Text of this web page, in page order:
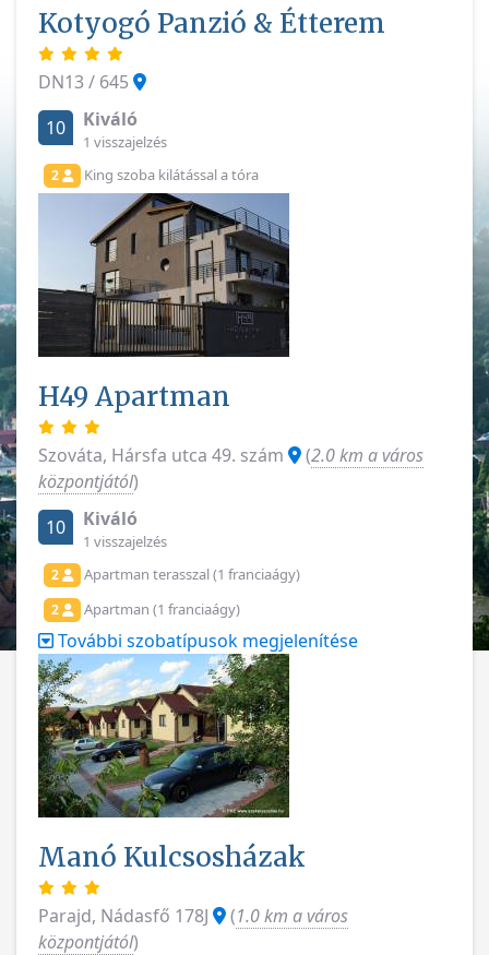
Kotyogó Panzió & Étterem
DN13 / 645
10
Kiváló
1 visszajelzés
2 King szoba kilátással a tóra
H49 Apartman
Szováta, Hársfa utca 49. szám (2.0 km a város
központjától)
10
Kiváló
1 visszajelzés
2 Apartman terasszal (1 franciaágy)
2 Apartman (1 franciaágy)
További szobatípusok megjelenítése
Manó Kulcsosházak
Parajd, Nádasfő 178J (1.0 km a város
központjától)